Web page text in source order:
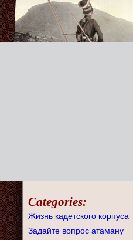
Categories:
Жизнь кадетского корпуса
Задайте вопрос атаману